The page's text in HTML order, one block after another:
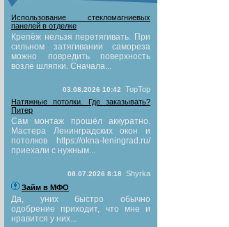
Использование стекломагниевых
панелей в отделке
Крепёж нельзя перетягивать. При
сильном затягивании самореза
можно повредить поверхность
возле шляпки. Сначала...
03.08.2026 10:42
TopTop
Натяжные потолки. Где заказывать?
Питер
Сам монтаж прошёл аккуратно.
Мастера Ленинградских окон и
потолков https://okna-leningrad.ru/
приехали с нужным...
08.07.2026 8:18
Shyrka
Займ в МФО
Да, уних быстро обычно
одобрение приходит, что мне и
нравится у них...